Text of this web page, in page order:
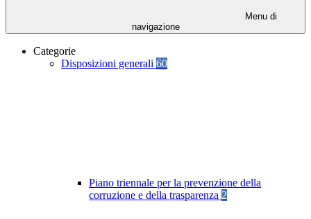
Menu di
navigazione
Categorie
Disposizioni generali 60
Piano triennale per la prevenzione della
corruzione e della trasparenza 2